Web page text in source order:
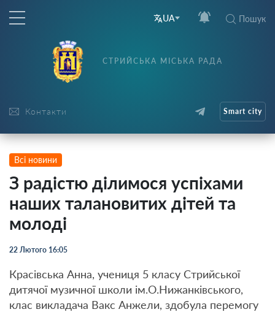
UA Пошук
Контакти
СТРИЙСЬКА МІСЬКА РАДА
Smart city
Всі новини
З радістю ділимося успіхами
наших талановитих дітей та
молоді
22 Лютого 16:05
Красівська Анна, учениця 5 класу Стрийської
дитячої музичної школи ім.О.Нижанківського,
клас викладача Вакс Анжели, здобула перемогу